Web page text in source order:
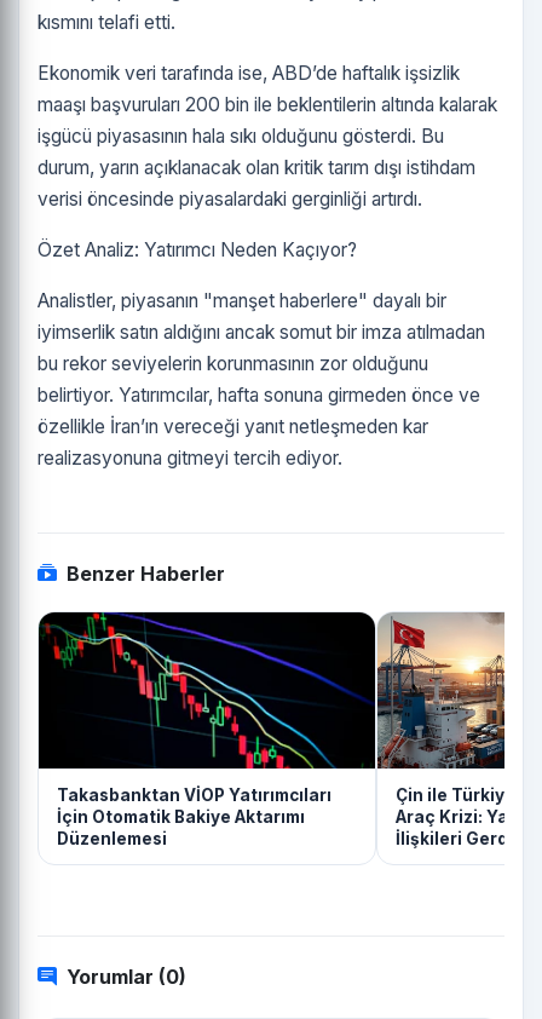
kısmını telafi etti.
Ekonomik veri tarafında ise, ABD’de haftalık işsizlik
maaşı başvuruları 200 bin ile beklentilerin altında kalarak
işgücü piyasasının hala sıkı olduğunu gösterdi. Bu
durum, yarın açıklanacak olan kritik tarım dışı istihdam
verisi öncesinde piyasalardaki gerginliği artırdı.
Özet Analiz: Yatırımcı Neden Kaçıyor?
Analistler, piyasanın "manşet haberlere" dayalı bir
iyimserlik satın aldığını ancak somut bir imza atılmadan
bu rekor seviyelerin korunmasının zor olduğunu
belirtiyor. Yatırımcılar, hafta sonuna girmeden önce ve
özellikle İran’ın vereceği yanıt netleşmeden kar
realizasyonuna gitmeyi tercih ediyor.
Benzer Haberler
Takasbanktan VİOP Yatırımcıları
İçin Otomatik Bakiye Aktarımı
Düzenlemesi
Çin ile Türkiye
Araç Krizi:
İlişkileri Gerdi
Yorumlar (0)